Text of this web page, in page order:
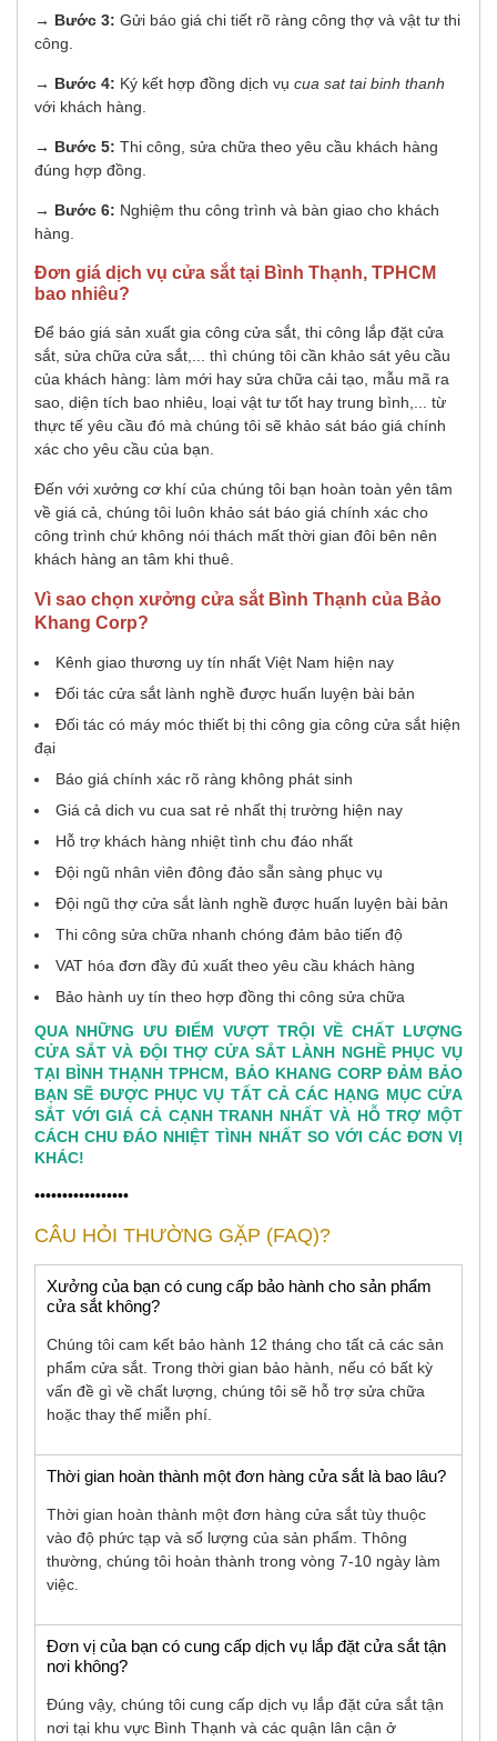
→ Bước 3: Gửi báo giá chi tiết rõ ràng công thợ và vật tư thi
công.
→ Bước 4: Ký kết hợp đồng dịch vụ cua sat tai binh thanh
với khách hàng.
→ Bước 5: Thi công, sửa chữa theo yêu cầu khách hàng
đúng hợp đồng.
→ Bước 6: Nghiệm thu công trình và bàn giao cho khách
hàng.
Đơn giá dịch vụ cửa sắt tại Bình Thạnh, TPHCM
bao nhiêu?
Để báo giá sản xuất gia công cửa sắt, thi công lắp đặt cửa
sắt, sửa chữa cửa sắt,... thì chúng tôi cần khảo sát yêu cầu
của khách hàng: làm mới hay sửa chữa cải tạo, mẫu mã ra
sao, diện tích bao nhiêu, loại vật tư tốt hay trung bình,... từ
thực tế yêu cầu đó mà chúng tôi sẽ khảo sát báo giá chính
xác cho yêu cầu của bạn.
Đến với xưởng cơ khí của chúng tôi bạn hoàn toàn yên tâm
về giá cả, chúng tôi luôn khảo sát báo giá chính xác cho
công trình chứ không nói thách mất thời gian đôi bên nên
khách hàng an tâm khi thuê.
Vì sao chọn xưởng cửa sắt Bình Thạnh của Bảo
Khang Corp?
Kênh giao thương uy tín nhất Việt Nam hiện nay
Đối tác cửa sắt lành nghề được huấn luyện bài bản
Đối tác có máy móc thiết bị thi công gia công cửa sắt hiện
đại
Báo giá chính xác rõ ràng không phát sinh
Giá cả dich vu cua sat rẻ nhất thị trường hiện nay
Hỗ trợ khách hàng nhiệt tình chu đáo nhất
Đội ngũ nhân viên đông đảo sẵn sàng phục vụ
Đội ngũ thợ cửa sắt lành nghề được huấn luyện bài bản
Thi công sửa chữa nhanh chóng đảm bảo tiến độ
VAT hóa đơn đầy đủ xuất theo yêu cầu khách hàng
Bảo hành uy tín theo hợp đồng thi công sửa chữa
QUA NHỮNG ƯU ĐIỂM VƯỢT TRỘI VỀ CHẤT LƯỢNG
CỬA SẮT VÀ ĐỘI THỢ CỬA SẮT LÀNH NGHỀ PHỤC VỤ
TẠI BÌNH THẠNH TPHCM, BẢO KHANG CORP ĐẢM BẢO
BẠN SẼ ĐƯỢC PHỤC VỤ TẤT CẢ CÁC HẠNG MỤC CỬA
SẮT VỚI GIÁ CẢ CẠNH TRANH NHẤT VÀ HỖ TRỢ MỘT
CÁCH CHU ĐÁO NHIỆT TÌNH NHẤT SO VỚI CÁC ĐƠN VỊ
KHÁC!
•••••••••••••••••
CÂU HỎI THƯỜNG GẶP (FAQ)?
Xưởng của bạn có cung cấp bảo hành cho sản phẩm
cửa sắt không?
Chúng tôi cam kết bảo hành 12 tháng cho tất cả các sản
phẩm cửa sắt. Trong thời gian bảo hành, nếu có bất kỳ
vấn đề gì về chất lượng, chúng tôi sẽ hỗ trợ sửa chữa
hoặc thay thế miễn phí.
Thời gian hoàn thành một đơn hàng cửa sắt là bao lâu?
Thời gian hoàn thành một đơn hàng cửa sắt tùy thuộc
vào độ phức tạp và số lượng của sản phẩm. Thông
thường, chúng tôi hoàn thành trong vòng 7-10 ngày làm
việc.
Đơn vị của bạn có cung cấp dịch vụ lắp đặt cửa sắt tận
nơi không?
Đúng vậy, chúng tôi cung cấp dịch vụ lắp đặt cửa sắt tận
nơi tại khu vực Bình Thạnh và các quận lân cận ở